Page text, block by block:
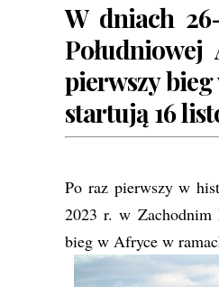
W dniach
pierwszy
startują 16
Po raz pierwszy w
2023 r. w
bieg w Afryce w